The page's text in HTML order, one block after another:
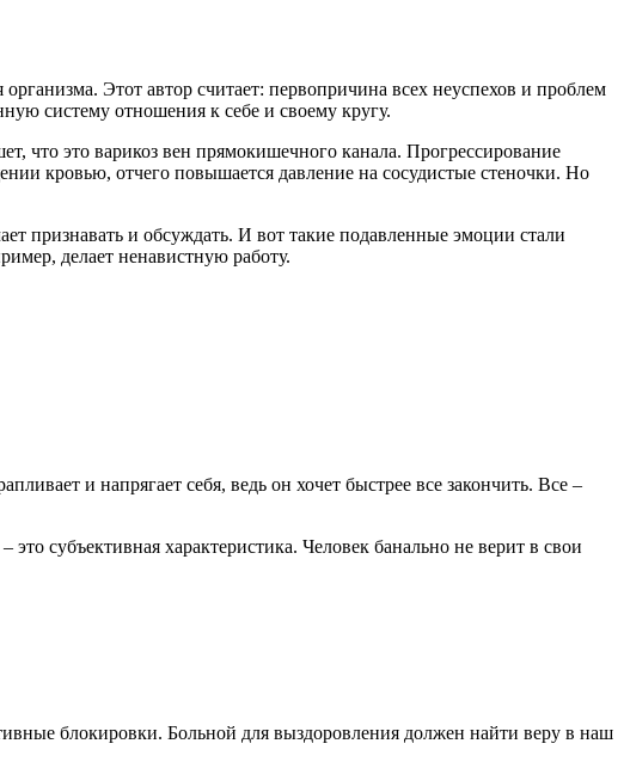
Этот автор считает: первопричина всех неуспехов и проблем
систему отношения к себе и своему кругу.
что это варикоз вен прямокишечного канала. Прогрессирование
кровью, отчего повышается давление на сосудистые стеночки. Но
признавать и обсуждать. И вот такие подавленные эмоции стали
делает ненавистную работу.
и напрягает себя, ведь он хочет быстрее все закончить. Все –
субъективная характеристика. Человек банально не верит в свои
блокировки. Больной для выздоровления должен найти веру в наш